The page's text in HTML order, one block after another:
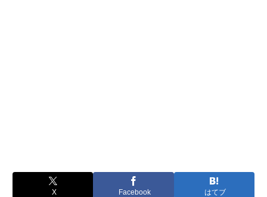
X Facebook はてブ